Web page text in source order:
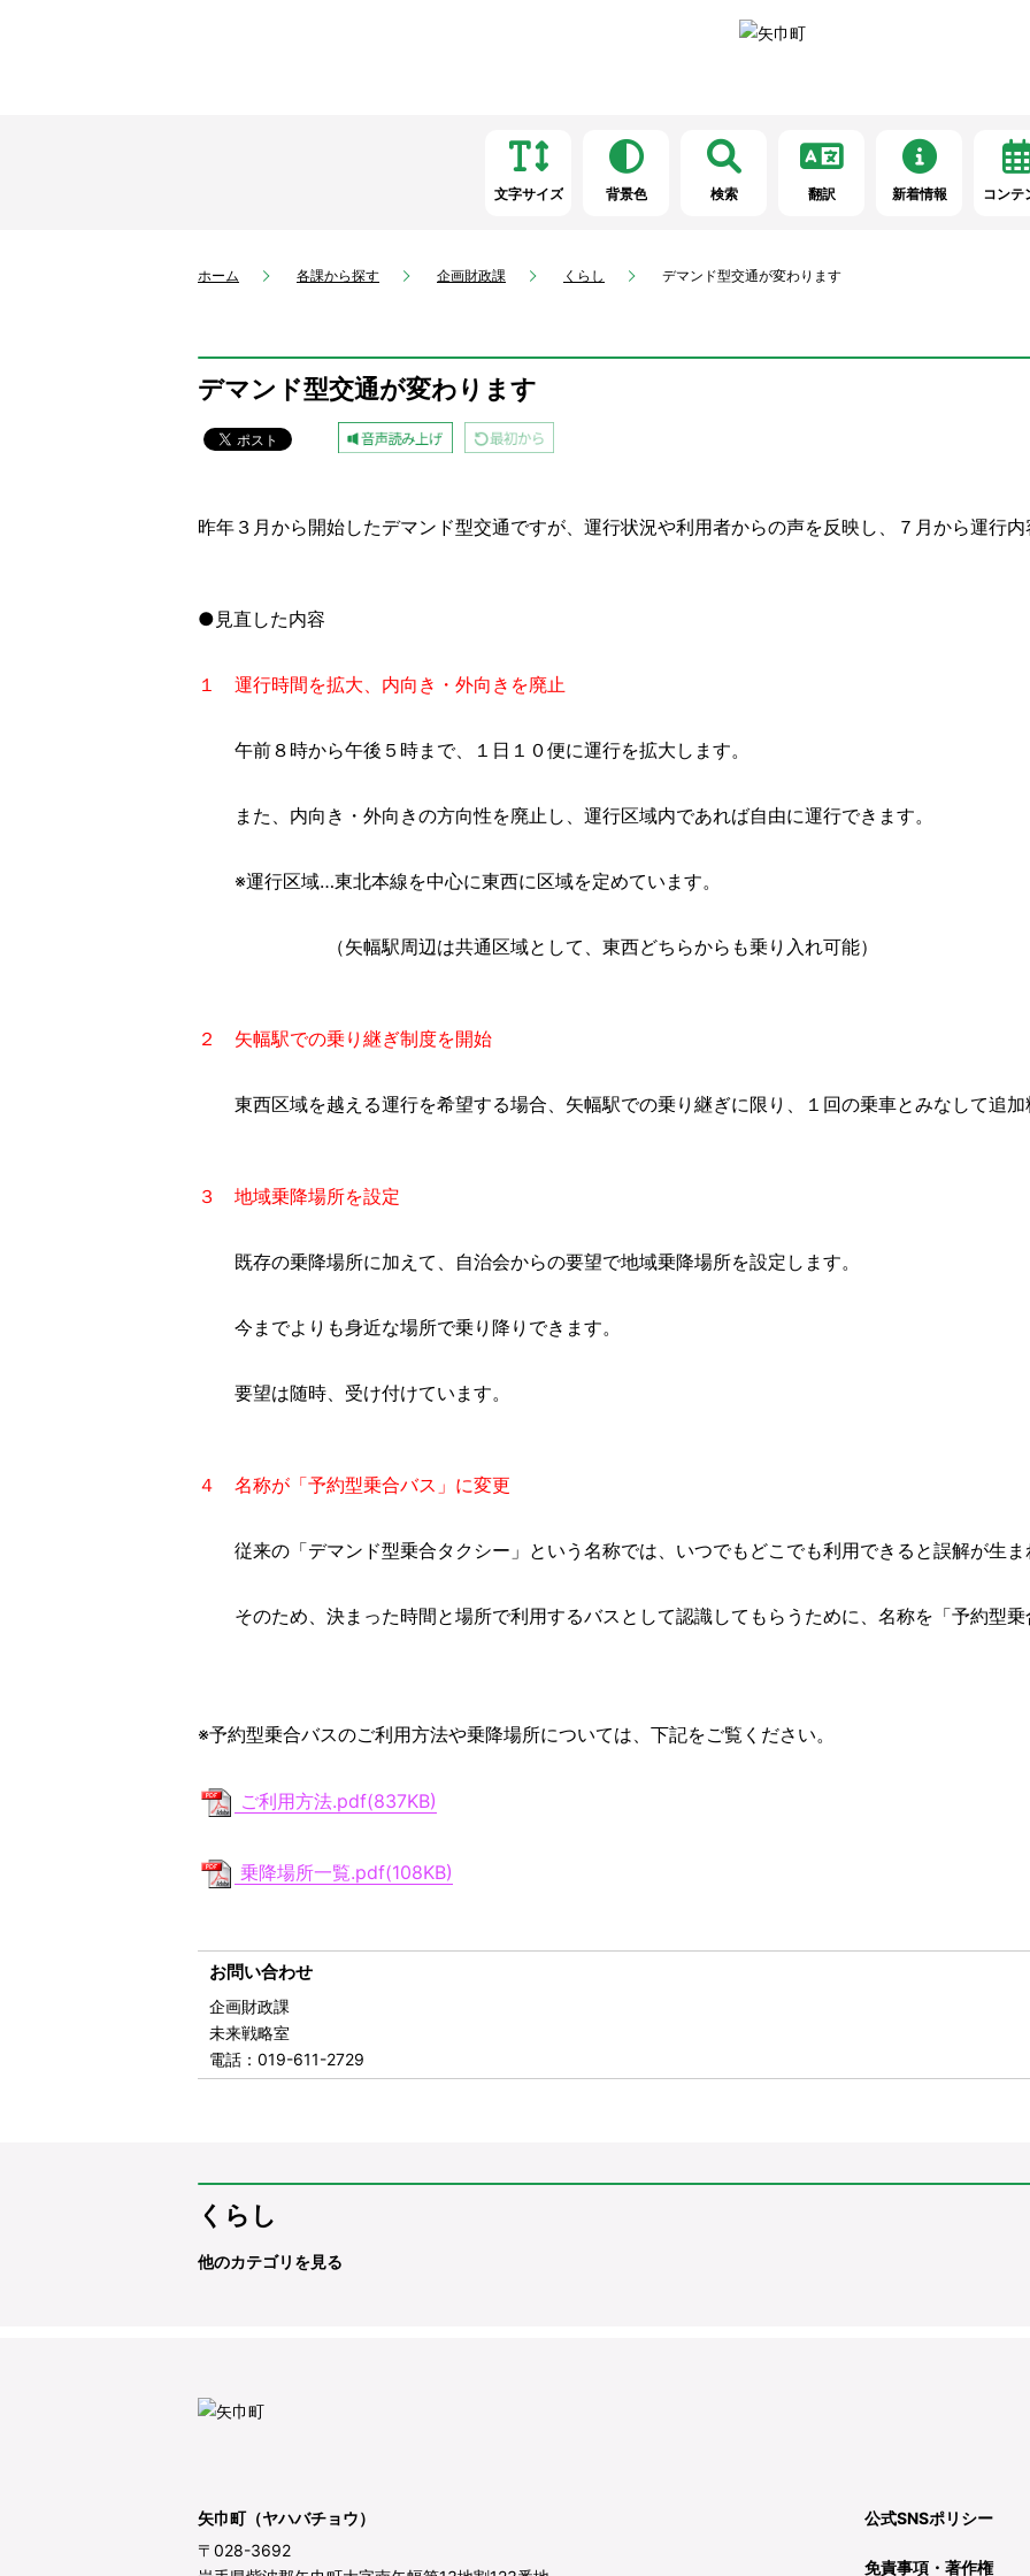
文字サイズ 背景色 検索 翻訳 新着情報 コンテ
ホーム 各課から探す 企画財政課 くらし デマンド型交通が変わります
デマンド型交通が変わります
昨年３月から開始したデマンド型交通ですが、運行状況や利用者からの声を反映し、７月から運行内
●見直した内容
１ 運行時間を拡大、内向き・外向きを廃止
午前８時から午後５時まで、１日１０便に運行を拡大します。
また、内向き・外向きの方向性を廃止し、運行区域内であれば自由に運行できます。
※運行区域…東北本線を中心に東西に区域を定めています。
（矢幅駅周辺は共通区域として、東西どちらからも乗り入れ可能）
２ 矢幅駅での乗り継ぎ制度を開始
東西区域を越える運行を希望する場合、矢幅駅での乗り継ぎに限り、１回の乗車とみなして追加
３ 地域乗降場所を設定
既存の乗降場所に加えて、自治会からの要望で地域乗降場所を設定します。
今までよりも身近な場所で乗り降りできます。
要望は随時、受け付けています。
４ 名称が「予約型乗合バス」に変更
従来の「デマンド型乗合タクシー」という名称では、いつでもどこでも利用できると誤解が生ま
そのため、決まった時間と場所で利用するバスとして認識してもらうために、名称を「予約型乗
※予約型乗合バスのご利用方法や乗降場所については、下記をご覧ください。
ご利用方法.pdf(837KB)
乗降場所一覧.pdf(108KB)
お問い合わせ
企画財政課
未来戦略室
電話 ：019-611-2729
くらし
他のカテゴリを見る
矢巾町（ヤハバチョウ）
〒028-3692
公式SNSポリシー
免責事項・著作権